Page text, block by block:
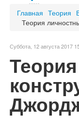
Главная Теория
Теория
Суббота, 12 августа 2017